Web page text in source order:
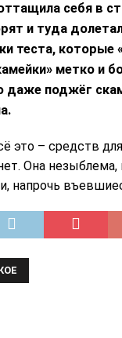
себя в
и туда
теста, которые
метко и
даже поджёг
это – средств
Она
напрочь